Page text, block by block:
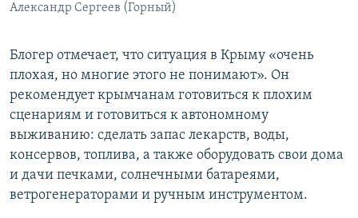
Александр Сергеев (Горный)
Блогер отмечает, что ситуация в Крыму «очень
плохая, но многие этого не понимают». Он
рекомендует крымчанам готовиться к плохим
сценариям и готовиться к автономному
выживанию: сделать запас лекарств, воды,
консервов, топлива, а также оборудовать свои дома
и дачи печками, солнечными батареями,
ветрогенераторами и ручным инструментом.